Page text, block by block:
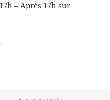
– Après 17h sur